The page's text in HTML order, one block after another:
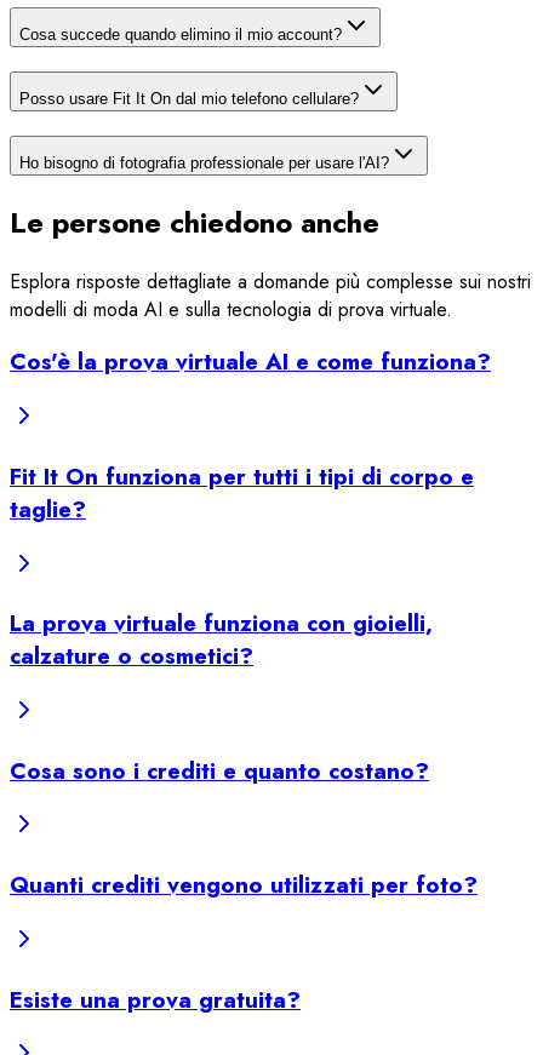
Cosa succede quando elimino il mio account?
Posso usare Fit It On dal mio telefono cellulare?
Ho bisogno di fotografia professionale per usare l'AI?
Le persone chiedono anche
Esplora risposte dettagliate a domande più complesse sui nostri
modelli di moda AI e sulla tecnologia di prova virtuale.
Cos'è la prova virtuale AI e come funziona?
Fit It On funziona per tutti i tipi di corpo e
taglie?
La prova virtuale funziona con gioielli,
calzature o cosmetici?
Cosa sono i crediti e quanto costano?
Quanti crediti vengono utilizzati per foto?
Esiste una prova gratuita?